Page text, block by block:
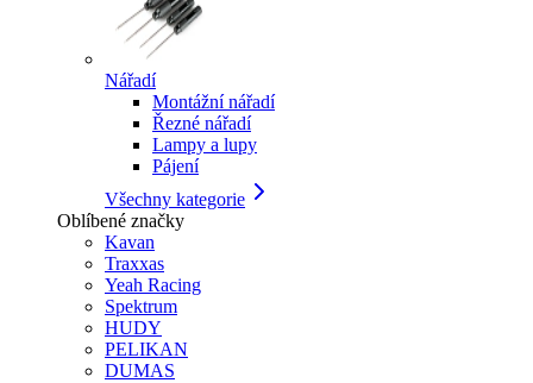
Nářadí
Montážní nářadí
Řezné nářadí
Lampy a lupy
Pájení
Všechny kategorie
Oblíbené značky
Kavan
Traxxas
Yeah Racing
Spektrum
HUDY
PELIKAN
DUMAS